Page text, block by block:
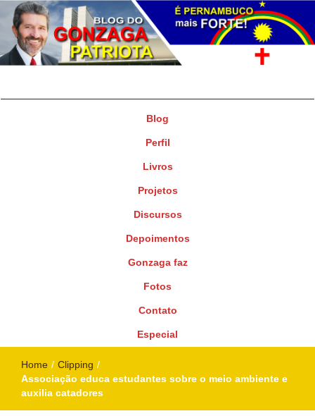
Blog
Perfil
Livros
Projetos
Discursos
Depoimentos
Gonzaga faz
Fotos
Contato
Especial
Home / Clipping /
Associação educa estudantes sobre o meio ambiente e
auxilia catadores